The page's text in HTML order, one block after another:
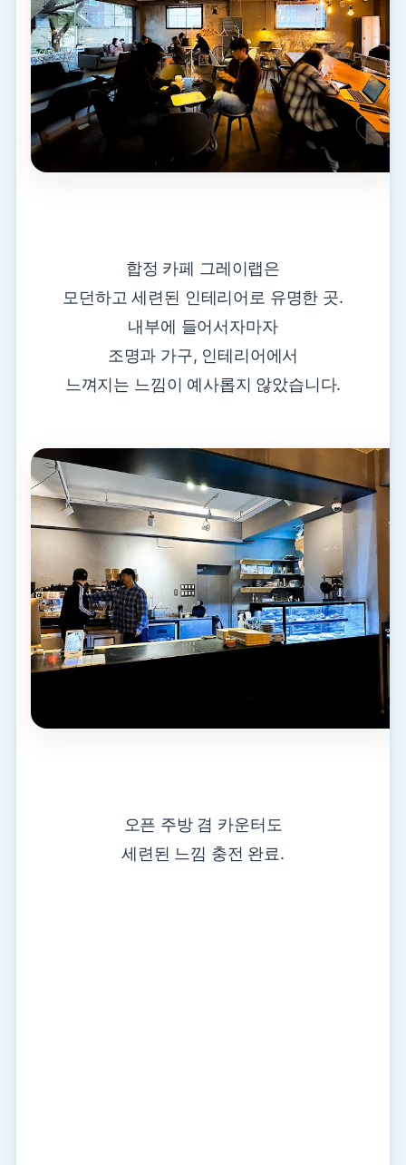
합정 카페 그레이랩은
모던하고 세련된 인테리어로 유명한 곳.
내부에 들어서자마자
조명과 가구, 인테리어에서
느껴지는 느낌이 예사롭지 않았습니다.
오픈 주방 겸 카운터도
세련된 느낌 충전 완료.